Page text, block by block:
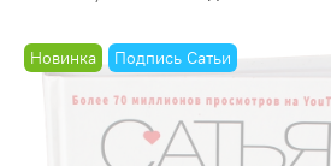
Новинка Подпись Сатьи